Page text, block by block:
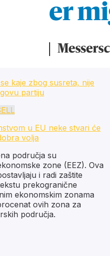
kaje zbog susreta, nije
partiju
u EU neke stvari će
volja
područja su
zone (EEZ). Ova
i radi zaštite
prekogranične
ekonomskim zonama
ovih zona za
područja.